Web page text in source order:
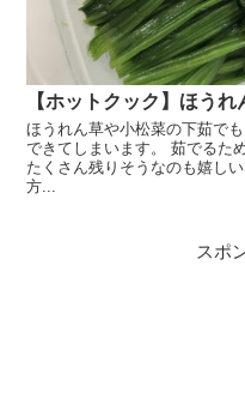
【ホットクック】ほう
ほうれん草や小松菜の下茹で
できてしまいます。 茹でるた
たくさん残りそうなのも嬉し
方...
スポ